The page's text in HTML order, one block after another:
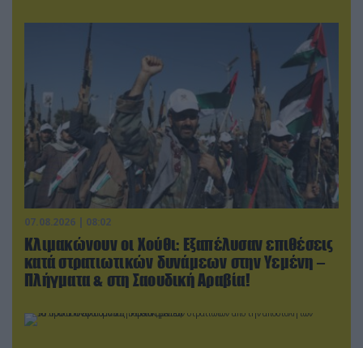
07.08.2026 | 08:02
Κλιμακώνουν οι Χούθι: Eξαπέλυσαν επιθέσεις
κατά στρατιωτικών δυνάμεων στην Υεμένη –
Πλήγματα & στη Σαουδική Αραβία!